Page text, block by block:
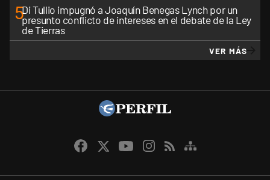
5Di Tullio impugnó a Joaquín Benegas Lynch por un
presunto conflicto de intereses en el debate de la Ley
de Tierras
VER MÁS